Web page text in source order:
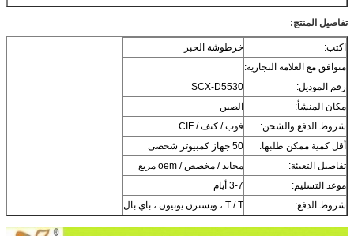
تفاصيل المنتج:
اكتب:
خرطوشة الحبر
متوافق مع العلامة التجارية:
رقم الموديل:
SCX-D5530
مكان المنشأ:
الصين
شروط الدفع والشحن:
فوب / كنف / CIF
أقل كمية ممكن طلبها:
50 جهاز كمبيوتر شخصى
تفاصيل التعبئة:
محايد / مخصص / oem مربع
موعد التسليم:
3-7 أيام
شروط الدفع:
T / T ، ويسترن يونيون ، باي بال